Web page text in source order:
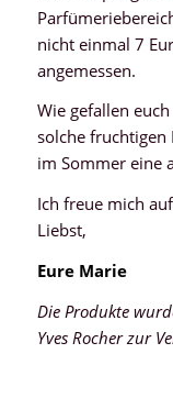
nicht einmal 7
angemessen.
Wie gefallen
solche fruchtigen
im Sommer eine
Ich freue mich
Liebst,
Eure Marie
Die Produkte
Yves Rocher zur